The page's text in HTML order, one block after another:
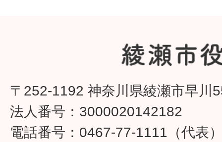
〒252-1192 神奈川県綾瀬市早川
法人番号：3000020142182
電話番号：0467-77-1111（代表